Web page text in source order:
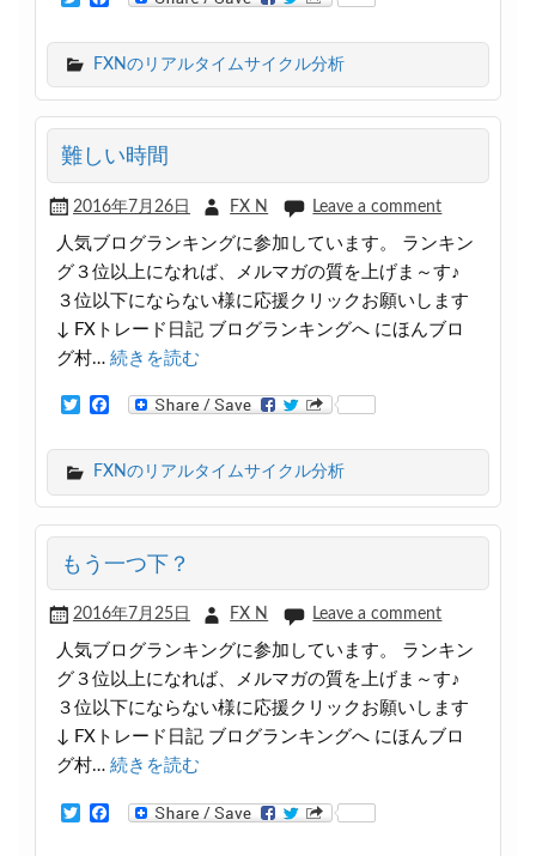
t
e
r
e
b
o
o
k
FXNのリアルタイムサイクル分析
難しい時間
2016年7月26日 FX N Leave a comment
人気ブログランキングに参加しています。 ランキン
グ３位以上になれば、メルマガの質を上げま～す♪
３位以下にならない様に応援クリックお願いします
↓ FXトレード日記 ブログランキングへ にほんブロ
グ村… 続きを読む
t
e
r
e
b
o
o
k
FXNのリアルタイムサイクル分析
もう一つ下？
2016年7月25日 FX N Leave a comment
人気ブログランキングに参加しています。 ランキン
グ３位以上になれば、メルマガの質を上げま～す♪
３位以下にならない様に応援クリックお願いします
↓ FXトレード日記 ブログランキングへ にほんブロ
グ村… 続きを読む